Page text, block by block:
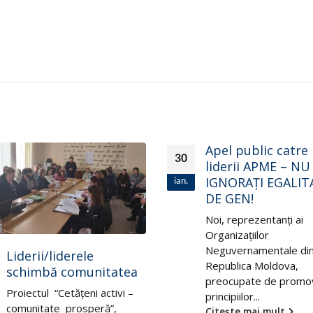
Apel public catre
liderii APME – NU
IGNORAŢI EGALITATEA
DE GEN!
Noi, reprezentanţi ai
Organizaţiilor
Neguvernamentale din
Republica Moldova,
preocupate de promovarea
principiilor...
Prevederea
care discriminează
femeile vârstnice
piața muncii și